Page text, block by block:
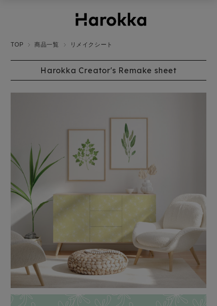
TOP 商品一覧 リメイクシート
Harokka Creator's Remake sheet